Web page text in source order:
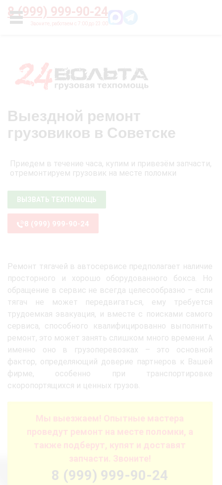
8 (999) 999-90-24
УСЛУГИ
Главная О нас Цены
Выездной ремонт
грузовиков в Советске
Приедем в течение часа, купим и привезём запчасти,
отремонтируем грузовик на месте поломки
ВЫЗВАТЬ ТЕХПОМОЩЬ
8 (999) 999-90-24
Ремонт тягачей в автосервисе предполагает наличие
просторного и хорошо оборудованного бокса. Но
обращение в сервис не всегда целесообразно – если
тягач не может передвигаться, ему требуется
трудоемкая эвакуация, и вместе с поисками самого
сервиса, способного квалифицированно выполнить
ремонт, это может занять слишком много времени. А
именно оно в грузоперевозках – это основной
фактор, определяющий доверие партнеров к Вашей
фирме, особенно при транспортировке
скоропортящихся и ценных грузов.
Мы выезжаем! Опытные мастера
проведут ремонт на месте поломки, а
также подберут, купят и доставят
запчасти. Звоните!
8 (999) 999-90-24